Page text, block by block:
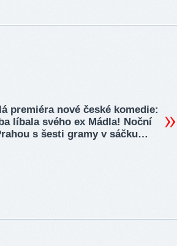
premiéra nové české komedie:
líbala svého ex Mádla! Noční
s šesti gramy v sáčku…